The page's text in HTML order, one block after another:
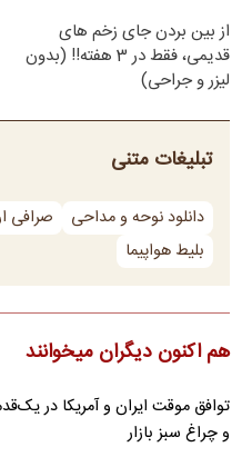
از بین بردن جای زخم های
قدیمی، فقط در 3 هفته!! (بدون
لیزر و جراحی)
تبلیغات متنی
دانلود نوحه و مداحی صرافی
بلیط هواپیما
هم اکنون دیگران میخوانند
توافق موقت ایران و آمریکا در
و چراغ سبز بازار